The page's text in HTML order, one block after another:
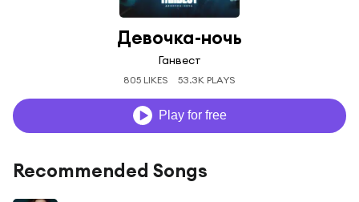
Девочка-ночь
Ганвест
805 LIKES 53.3K PLAYS
Play for free
Recommended Songs